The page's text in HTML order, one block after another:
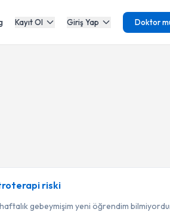
Kayıt Ol Giriş Yap Doktor
riski
gebeymişim yeni öğrendim